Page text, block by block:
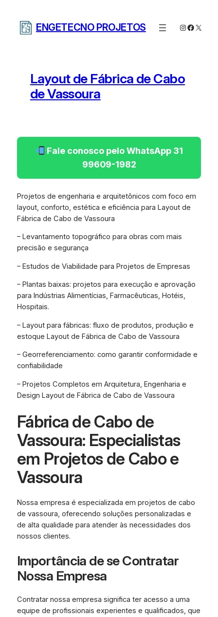
ENGETECNO PROJETOS Instagram
X
Layout de Fábrica de Cabo
de Vassoura
Fale conosco pelo WhatsApp 31
99609-1982
Projetos de engenharia e arquitetônicos com foco em
layout, conforto, estética e eficiência para Layout de
Fábrica de Cabo de Vassoura
– Levantamento topográfico para obras com mais
precisão e segurança
– Estudos de Viabilidade para Projetos de Empresas
– Plantas baixas: projetos para execução e aprovação
para Indústrias Alimentícias, Farmacêuticas, Hotéis,
Hospitais.
– Layout para fábricas: fluxo de produtos, produção e
estoque Layout de Fábrica de Cabo de Vassoura
– Georreferenciamento: como garantir conformidade e
confiabilidade
– Projetos Completos em Arquitetura, Engenharia e
Design Layout de Fábrica de Cabo de Vassoura
Fábrica de Cabo de
Vassoura: Especialistas
em Projetos de Cabo e
Vassoura
Nossa empresa é especializada em projetos de cabo
de vassoura, oferecendo soluções personalizadas e
de alta qualidade para atender às necessidades dos
nossos clientes.
Importância de se Contratar
Nossa Empresa
Contratar nossa empresa significa ter acesso a uma
equipe de profissionais experientes e qualificados, que